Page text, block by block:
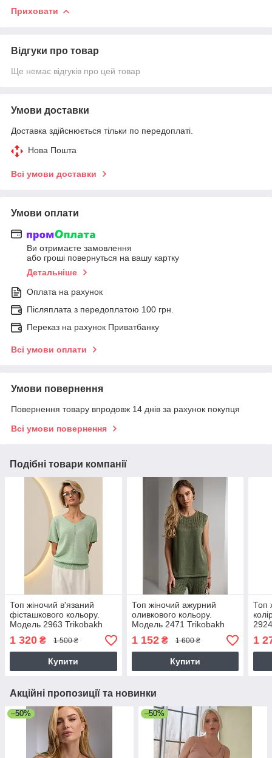
Приховати
Відгуки про товар
Ще немає відгуків про цей товар
Умови доставки
Доставка здійснюється тільки по передоплаті.
Нова Пошта
Всі умови доставки
Умови оплати
Ви отримаєте замовлення
або гроші повернуться на вашу картку
Детальніше
Оплата на рахунок
Післяплата з передоплатою 100 грн.
Переказ на рахунок Приватбанку
Всі умови оплати
Умови повернення
Повернення товару впродовж 14 днів за рахунок покупця
Всі умови повернення
Подібні товари компанії
Топ жіночий в'язаний
фісташкового кольору.
Модель 2963 Trikobakh
1 320 ₴ 1 500 ₴
Купити
Топ жіночий ажурний
оливкового кольору.
Модель 2471 Trikobakh
1 152₴ 1 600 ₴
Купити
Топ
1
Акційні пропозиції та новинки
–50% –50%